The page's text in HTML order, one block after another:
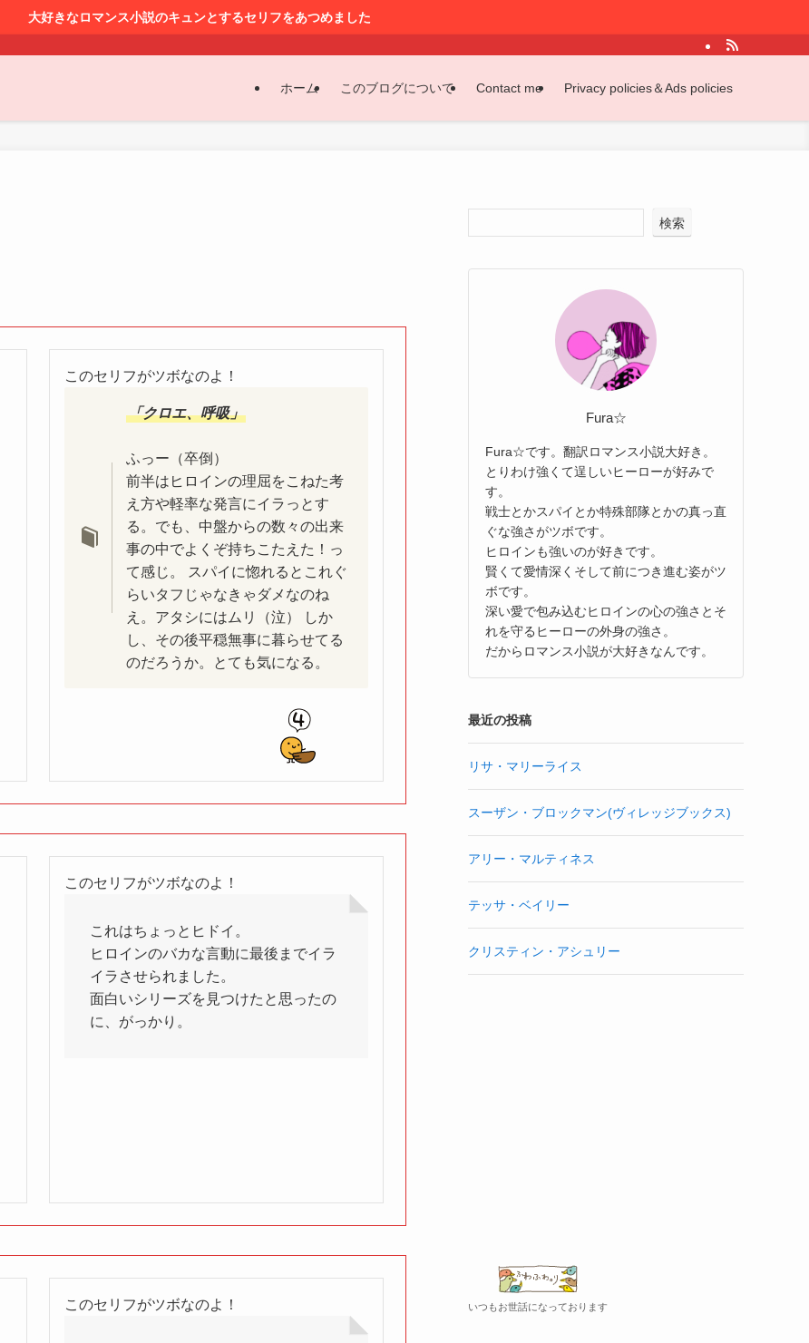
大好きなロマンス小説のキュンとするセリフをあつめました
ホーム このブログについて Contact me Privacy policies＆Ads policies
このセリフがツボなのよ！
「クロエ、呼吸」
ふっー（卒倒）
前半はヒロインの理屈をこねた考
え方や軽率な発言にイラっとす
る。でも、中盤からの数々の出来
事の中でよくぞ持ちこたえた！っ
て感じ。 スパイに惚れるとこれぐ
らいタフじゃなきゃダメなのね
え。アタシにはムリ（泣） しか
し、その後平穏無事に暮らせてる
のだろうか。とても気になる。
このセリフがツボなのよ！
これはちょっとヒドイ。
ヒロインのバカな言動に最後までイラ
イラさせられました。
面白いシリーズを見つけたと思ったの
に、がっかり。
このセリフがツボなのよ！
検索
Fura☆
Fura☆です。翻訳ロマンス小説大好き。
とりわけ強くて逞しいヒーローが好みで
す。
戦士とかスパイとか特殊部隊とかの真っ直
ぐな強さがツボです。
ヒロインも強いのが好きです。
賢くて愛情深くそして前につき進む姿がツ
ボです。
深い愛で包み込むヒロインの心の強さとそ
れを守るヒーローの外身の強さ。
だからロマンス小説が大好きなんです。
最近の投稿
リサ・マリーライス
スーザン・ブロックマン(ヴィレッジブックス)
アリー・マルティネス
テッサ・ベイリー
クリスティン・アシュリー
いつもお世話になっております